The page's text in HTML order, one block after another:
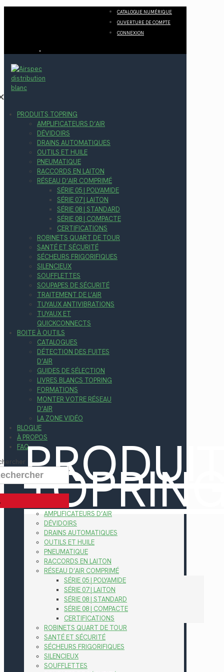
CATALOGUE NUMÉRIQUE
OUVERTURE DE COMPTE
CONNEXION
PRODUITS TOPRING
AMPLIFICATEURS D’AIR
DÉVIDOIRS
DRAINS AUTOMATIQUES
OUTILS ET HUILE
PNEUMATIQUE
RACCORDS EN LAITON
RÉSEAU D’AIR COMPRIMÉ
SÉRIE 05 | POLYAMIDE
SÉRIE 07 | LAITON
SÉRIE 08 | STANDARD
SÉRIE 08 | COMPACTE
CERTIFICATIONS
ROBINETS QUART DE TOUR
SANTÉ ET SÉCURITÉ
SÉCHEURS FRIGORIFIQUES
SILENCIEUX
SOUFFLETTES
SOUPAPES DE SÉCURITÉ
TRAITEMENT DE L’AIR
TUYAUX ANTIVIBRATIONS
TUYAUX ET
QUICKCONNECTS
BOITE À OUTILS
CATALOGUES
DÉTECTION DES FUITES
D’AIR
GUIDES DE SÉLECTION
LIVRES BLANCS TOPRING
FORMATIONS
MONTER VOTRE RÉSEAU
D’AIR
LA ZONE VIDÉO
BLOGUE
À PROPOS
FAQ
AMPLIFICATEURS D’AIR
DÉVIDOIRS
DRAINS AUTOMATIQUES
OUTILS ET HUILE
PNEUMATIQUE
RACCORDS EN LAITON
RÉSEAU D’AIR COMPRIMÉ
SÉRIE 05 | POLYAMIDE
SÉRIE 07 | LAITON
SÉRIE 08 | STANDARD
SÉRIE 08 | COMPACTE
CERTIFICATIONS
ROBINETS QUART DE TOUR
SANTÉ ET SÉCURITÉ
SÉCHEURS FRIGORIFIQUES
SILENCIEUX
SOUFFLETTES